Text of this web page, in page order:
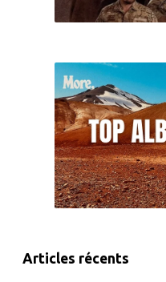
Articles récents